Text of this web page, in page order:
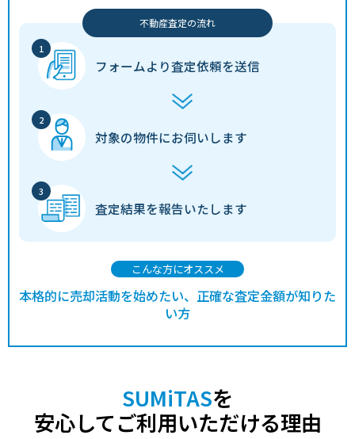
不動産査定の流れ
フォームより査定依頼を送信
対象の物件にお伺いします
査定結果を報告いたします
こんな方にオススメ
本格的に売却活動を始めたい、正確な査定金額が知りた
い方
SUMiTASを
安心してご利用いただける理由